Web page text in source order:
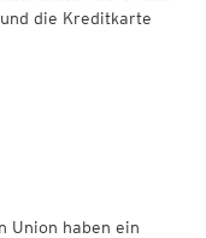
die Kreditkarte
Union haben ein